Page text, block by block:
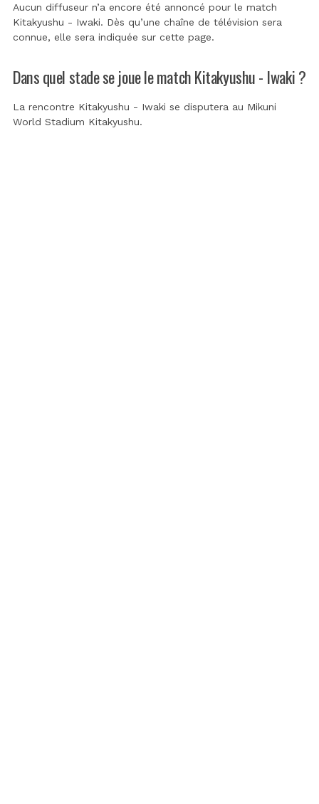
Aucun diffuseur n’a encore été annoncé pour le match
Kitakyushu - Iwaki. Dès qu’une chaîne de télévision sera
connue, elle sera indiquée sur cette page.
Dans quel stade se joue le match Kitakyushu - Iwaki ?
La rencontre Kitakyushu - Iwaki se disputera au Mikuni
World Stadium Kitakyushu.